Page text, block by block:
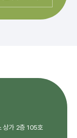
상가 2층 105호